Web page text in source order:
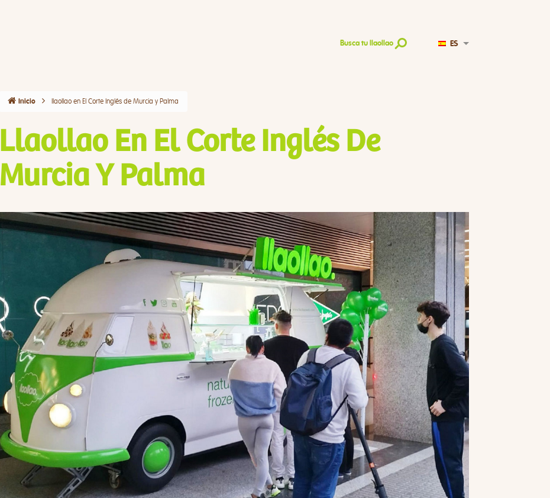
Busca tu llaollao ES
Inicio llaollao en El Corte Inglés de Murcia y Palma
Llaollao En El Corte Inglés De
Murcia Y Palma